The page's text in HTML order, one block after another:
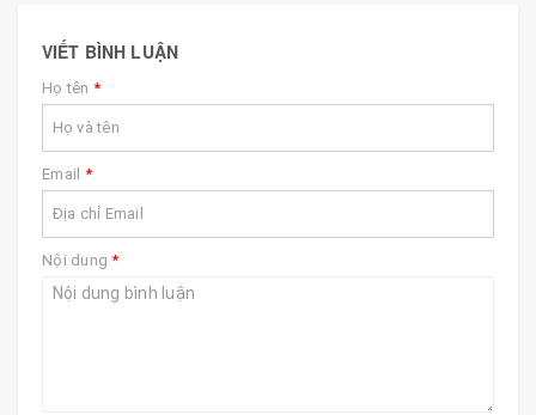
VIẾT BÌNH LUẬN
Họ tên *
Email *
Nội dung*